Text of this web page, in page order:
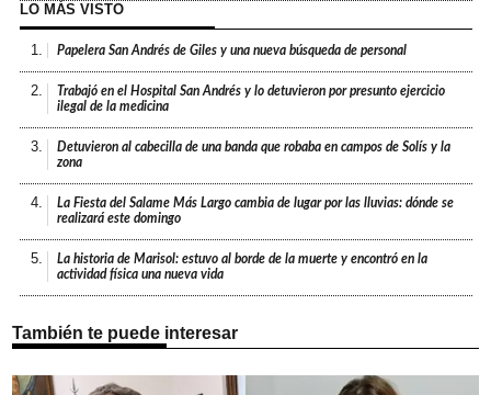
LO MÁS VISTO
1. Papelera San Andrés de Giles y una nueva búsqueda de personal
2.
Trabajó en el Hospital San Andrés y lo detuvieron por presunto ejercicio
ilegal de la medicina
3.
Detuvieron al cabecilla de una banda que robaba en campos de Solís y la
zona
4.
La Fiesta del Salame Más Largo cambia de lugar por las lluvias: dónde se
realizará este domingo
5.
La historia de Marisol: estuvo al borde de la muerte y encontró en la
actividad física una nueva vida
También te puede interesar